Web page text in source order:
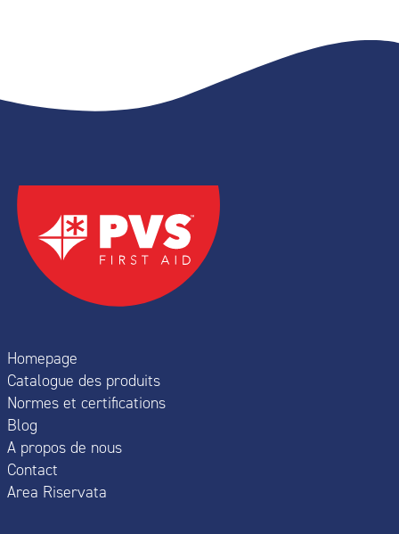
Homepage
Catalogue des produits
Normes et certifications
Blog
A propos de nous
Contact
Area Riservata